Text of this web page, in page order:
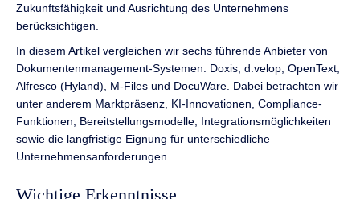
Zukunftsfähigkeit und Ausrichtung des Unternehmens
berücksichtigen.
In diesem Artikel vergleichen wir sechs führende Anbieter von
Dokumentenmanagement-Systemen: Doxis, d.velop, OpenText,
Alfresco (Hyland), M-Files und DocuWare. Dabei betrachten wir
unter anderem Marktpräsenz, KI-Innovationen, Compliance-
Funktionen, Bereitstellungsmodelle, Integrationsmöglichkeiten
sowie die langfristige Eignung für unterschiedliche
Unternehmensanforderungen.
Wichtige Erkenntnisse